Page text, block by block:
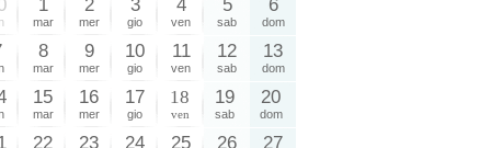
1
mar
2
mer
3
gio
4
ven
5
sab
6
dom
8
mar
9
mer
10
gio
11
ven
12
sab
13
dom
15
mar
16
mer
17
gio
18
ven
19
sab
20
dom
22 23 24 25 26 27